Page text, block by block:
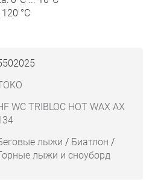
°C
WC TRIBLOC HOT WAX AX
лыжи / Биатлон /
лыжи и сноуборд